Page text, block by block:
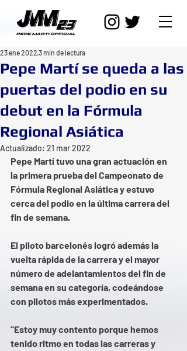
Pepe Martí se queda a las
puertas del podio en su
debut en la Fórmula
Regional Asiática
23 ene 2022 3 min de lectura
Actualizado: 21 mar 2022
Pepe Martí tuvo una gran actuación en
la primera prueba del Campeonato de
Fórmula Regional Asiática y estuvo
cerca del podio en la última carrera del
fin de semana.
El piloto barcelonés logró además la
vuelta rápida de la carrera y el mayor
número de adelantamientos del fin de
semana en su categoría, codeándose
con pilotos más experimentados.
"Estoy muy contento porque hemos
tenido ritmo en todas las carreras y